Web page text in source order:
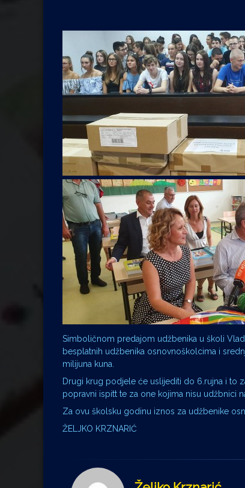
Simboličnom predajom udžbenika u školi
besplatnih udžbenika osnovnoškolcima i
milijuna kuna.
Drugi krug podjele će uslijediti do 6.rujna i to
popravni ispitt te za one kojima nisu udžbnici
Za ovu školsku godinu iznos za udžbenike
ŽELJKO KRZNARIĆ